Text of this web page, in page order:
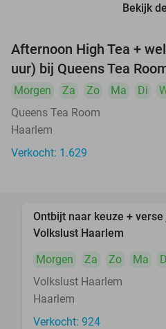
Bekijk
Afternoon High Tea +
uur) bij Queens Tea
Morgen Za Zo Ma Di
Queens Tea Room
Haarlem
Verkocht: 1.629
Ontbijt naar keuze +
Volkslust Haarlem
Morgen
Za Zo Ma
Volkslust Haarlem
Haarlem
Verkocht: 924